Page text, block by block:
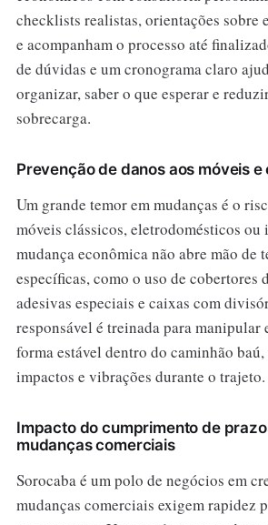
checklists realistas, orientações sobre
e acompanham o processo até
de dúvidas e um cronograma claro
organizar, saber o que esperar e
sobrecarga.
Prevenção de danos aos móveis
Um grande temor em mudanças é o
móveis clássicos, eletrodomésticos ou
mudança econômica não abre mão de
específicas, como o uso de cobertores
adesivas especiais e caixas com
responsável é treinada para manipular
forma estável dentro do caminhão
impactos e vibrações durante o trajeto.
Impacto do cumprimento de
mudanças comerciais
Sorocaba é um polo de negócios em
mudanças comerciais exigem rapidez